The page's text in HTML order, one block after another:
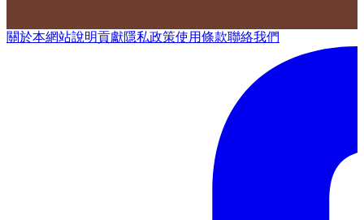
關於本網站說明貢獻隱私政策使用條款聯絡我們